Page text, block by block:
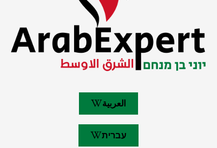
العربية
עברית